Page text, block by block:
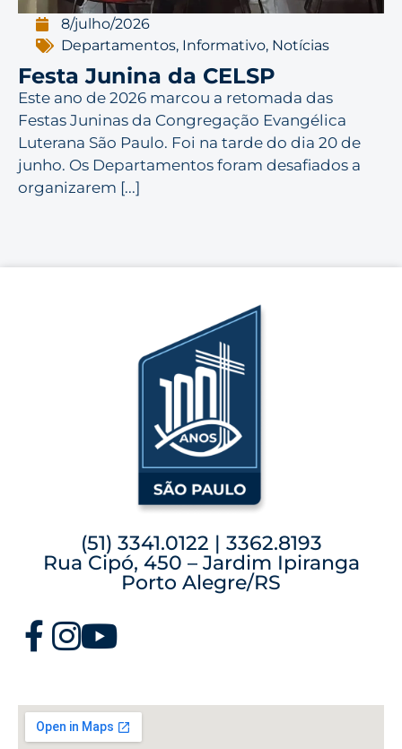
8/julho/2026
Departamentos, Informativo, Notícias
Festa Junina da CELSP
Este ano de 2026 marcou a retomada das
Festas Juninas da Congregação Evangélica
Luterana São Paulo. Foi na tarde do dia 20 de
junho. Os Departamentos foram desafiados a
organizarem [...]
(51) 3341.0122 | 3362.8193
Rua Cipó, 450 – Jardim Ipiranga
Porto Alegre/RS